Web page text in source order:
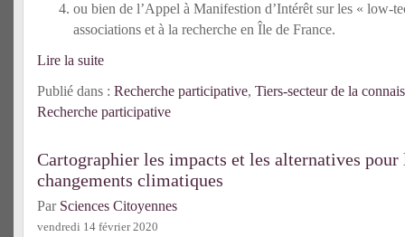
ou bien de l’Appel à Manifestion d’Intérêt sur les « low-
associations et à la recherche en Île de France.
Lire la suite
Publié dans : Recherche participative, Tiers-secteur de la
Recherche participative
Cartographier les impacts et les alternatives
changements climatiques
Par Sciences Citoyennes
vendredi 14 février 2020